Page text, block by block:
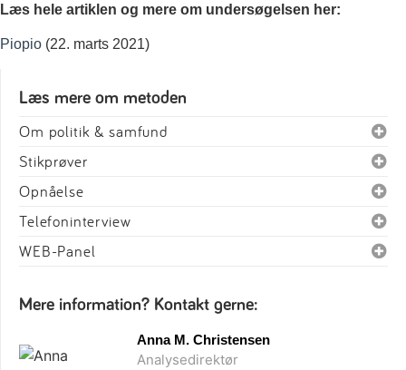
Læs hele artiklen og mere om undersøgelsen her:
Piopio (22. marts 2021)
Læs mere om metoden
Om politik & samfund
Stikprøver
Opnåelse
Telefoninterview
WEB-Panel
Mere information? Kontakt gerne:
Anna M. Christensen
Analysedirektør